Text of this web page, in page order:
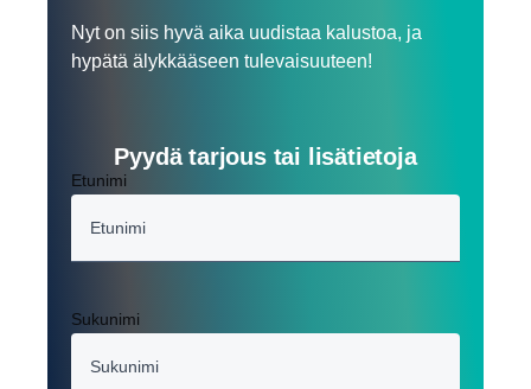
Nyt on siis hyvä aika uudistaa kalustoa, ja
hypätä älykkääseen tulevaisuuteen!
Pyydä tarjous tai lisätietoja
Etunimi
Sukunimi